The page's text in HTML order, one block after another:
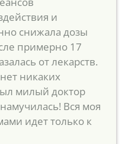
и
снижала дозы
примерно 17
от лекарств.
никаких
милый доктор
Вся моя
идет только к